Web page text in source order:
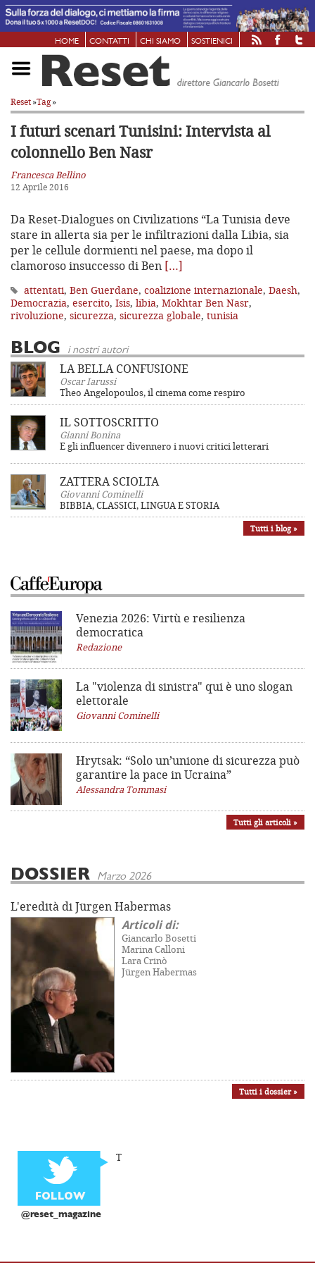
HOME CONTATTI CHI SIAMO SOSTIENICI
Reset»Tag»
I futuri scenari Tunisini: Intervista al
colonnello Ben Nasr
Francesca Bellino
12 Aprile 2016
Da Reset-Dialogues on Civilizations “La Tunisia deve
stare in allerta sia per le infiltrazioni dalla Libia, sia
per le cellule dormienti nel paese, ma dopo il
clamoroso insuccesso di Ben […]
attentati, Ben Guerdane, coalizione internazionale, Daesh,
Democrazia, esercito, Isis, libia, Mokhtar Ben Nasr,
rivoluzione, sicurezza, sicurezza globale, tunisia
BLOG i nostri autori
LA BELLA CONFUSIONE
Oscar Iarussi
Theo Angelopoulos, il cinema come respiro
IL SOTTOSCRITTO
Gianni Bonina
E gli influencer divennero i nuovi critici letterari
ZATTERA SCIOLTA
Giovanni Cominelli
BIBBIA, CLASSICI, LINGUA E STORIA
Tutti i blog »
Venezia 2026: Virtù e resilienza
democratica
Redazione
La "violenza di sinistra" qui è uno slogan
elettorale
Giovanni Cominelli
Hrytsak: “Solo un’unione di sicurezza può
garantire la pace in Ucraina”
Alessandra Tommasi
Tutti gli articoli »
DOSSIER Marzo 2026
L'eredità di Jürgen Habermas
Articoli di:
Giancarlo Bosetti
Marina Calloni
Lara Crinò
Jürgen Habermas
Tutti i dossier »
@reset_magazine
T